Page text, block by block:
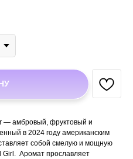
— амбровый, фруктовый и
в 2024 году американским
собой смелую и мощную
Girl. Аромат прославляет